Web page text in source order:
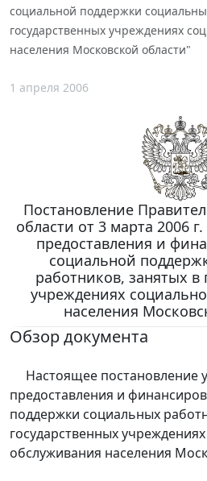
социальной поддержки
государственных учреждениях
населения Московской области"
1 апреля 2006
Постановление
области от 3 марта 2006
предоставления и
социальной
работников, занятых в
учреждениях
населения
Обзор документа
Настоящее постановление
предоставления и
поддержки социальных
государственных
обслуживания населения